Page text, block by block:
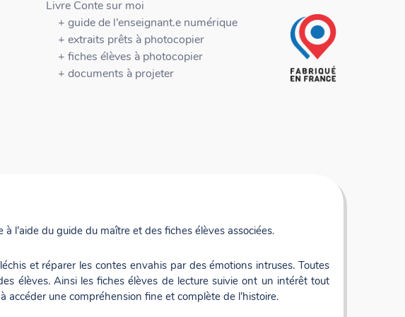
Livre Conte sur moi
+ guide de l’enseignant.e numérique
+ extraits prêts à photocopier
+ fiches élèves à photocopier
+ documents à projeter
l’aide du guide du maître et des fiches élèves associées.
et réparer les contes envahis par des émotions intruses. Toutes
élèves. Ainsi les fiches élèves de lecture suivie ont un intérêt tout
accéder une compréhension fine et complète de l’histoire.
lecture offerte, lecture individuelle.
simple, des inférences où les élèves devront chercher des indices
sollicitée et des activités où le dessin sera le vecteur de la